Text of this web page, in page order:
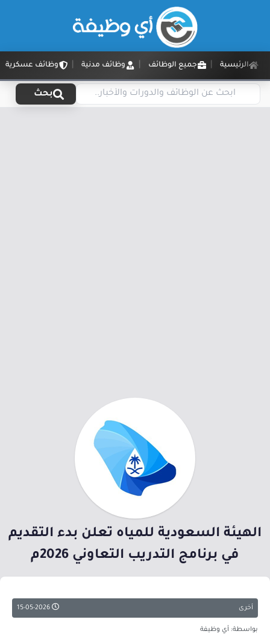
الرئيسية جميع الوظائف وظائف مدنية وظائف عسكرية
بحث
الهيئة السعودية للمياه تعلن بدء التقديم
في برنامج التدريب التعاوني 2026م
أخرى
بواسطة: أي وظيفة